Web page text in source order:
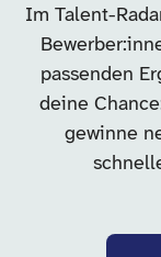
Im Talent-
passenden
deine
gewinne